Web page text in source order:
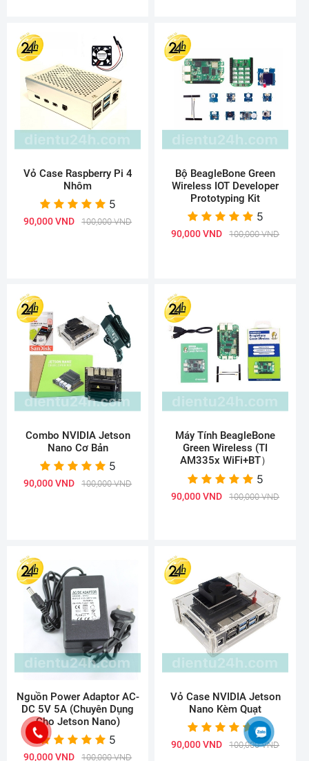
Vỏ Case Raspberry Pi 4
Nhôm
5
90,000 VND 100,000 VND
Bộ BeagleBone Green
Wireless IOT Developer
Prototyping Kit
5
90,000 VND 100,000 VND
Combo NVIDIA Jetson
Nano Cơ Bản
5
90,000 VND 100,000 VND
Máy Tính BeagleBone
Green Wireless (TI
AM335x WiFi+BT）
5
90,000 VND 100,000 VND
Nguồn Power Adaptor AC-
DC 5V 5A (Chuyên Dụng
Cho Jetson Nano)
5
90,000 VND 100,000 VND
Vỏ Case NVIDIA Jetson
Nano Kèm Quạt
5
90,000 VND 100,000 VND